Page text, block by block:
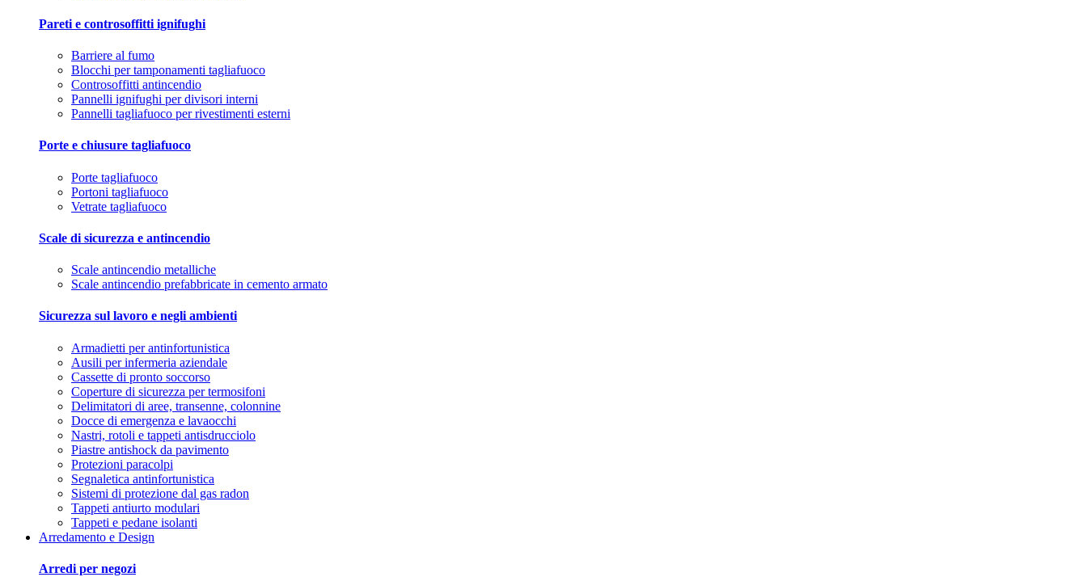
Pareti e controsoffitti ignifughi
Barriere al fumo
Blocchi per tamponamenti tagliafuoco
Controsoffitti antincendio
Pannelli ignifughi per divisori interni
Pannelli tagliafuoco per rivestimenti esterni
Porte e chiusure tagliafuoco
Porte tagliafuoco
Portoni tagliafuoco
Vetrate tagliafuoco
Scale di sicurezza e antincendio
Scale antincendio metalliche
Scale antincendio prefabbricate in cemento armato
Sicurezza sul lavoro e negli ambienti
Armadietti per antinfortunistica
Ausili per infermeria aziendale
Cassette di pronto soccorso
Coperture di sicurezza per termosifoni
Delimitatori di aree, transenne, colonnine
Docce di emergenza e lavaocchi
Nastri, rotoli e tappeti antisdrucciolo
Piastre antishock da pavimento
Protezioni paracolpi
Segnaletica antinfortunistica
Sistemi di protezione dal gas radon
Tappeti antiurto modulari
Tappeti e pedane isolanti
Arredamento e Design
Arredi per negozi